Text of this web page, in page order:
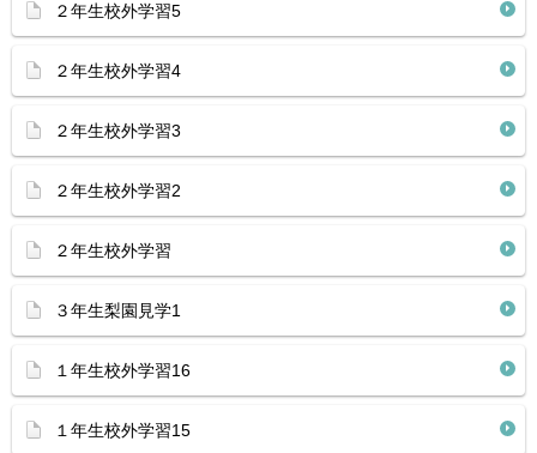
２年生校外学習5
２年生校外学習4
２年生校外学習3
２年生校外学習2
２年生校外学習
３年生梨園見学1
１年生校外学習16
１年生校外学習15